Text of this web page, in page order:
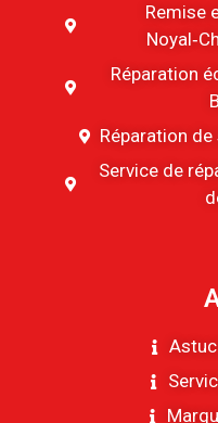
Remise
Réparation
Réparation
Service de